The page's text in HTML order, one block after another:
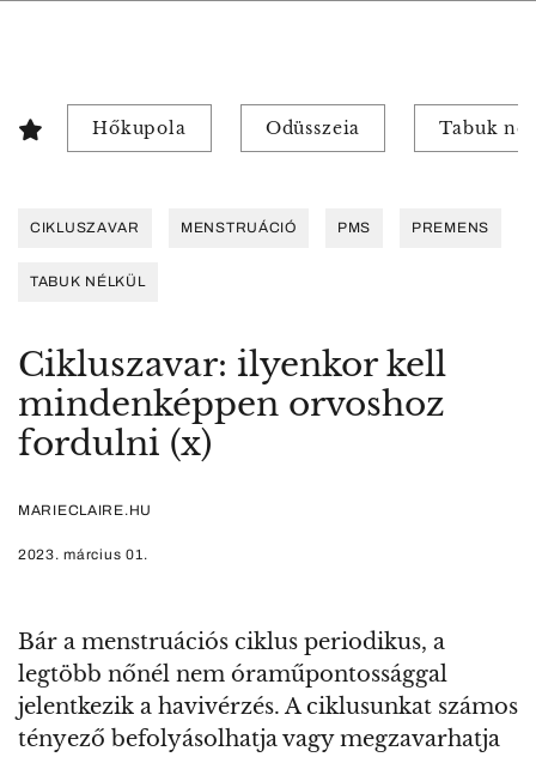
Hőkupola Odüsszeia Tabuk
CIKLUSZAVAR MENSTRUÁCIÓ PMS PREMENS
TABUK NÉLKÜL
Cikluszavar: ilyenkor kell
mindenképpen orvoshoz
fordulni (x)
MARIECLAIRE.HU
2023. március 01.
Bár a menstruációs ciklus periodikus, a
legtöbb nőnél nem óraműpontossággal
jelentkezik a havivérzés. A ciklusunkat számos
tényező befolyásolhatja vagy megzavarhatja